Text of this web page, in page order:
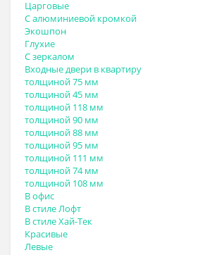
Царговые
С алюминиевой кромкой
Экошпон
Глухие
С зеркалом
Входные двери в квартиру
толщиной 75 мм
толщиной 45 мм
толщиной 118 мм
толщиной 90 мм
толщиной 88 мм
толщиной 95 мм
толщиной 111 мм
толщиной 74 мм
толщиной 108 мм
В офис
В стиле Лофт
В стиле Хай-Тек
Красивые
Левые